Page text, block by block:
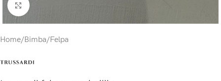
Click to enlarge
Home/Bimba/Felpa